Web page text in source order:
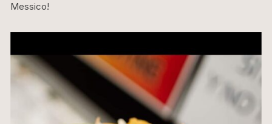
Messico!